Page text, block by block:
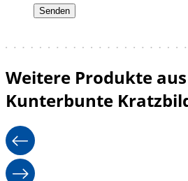
Weitere Produkte
Kunterbunte